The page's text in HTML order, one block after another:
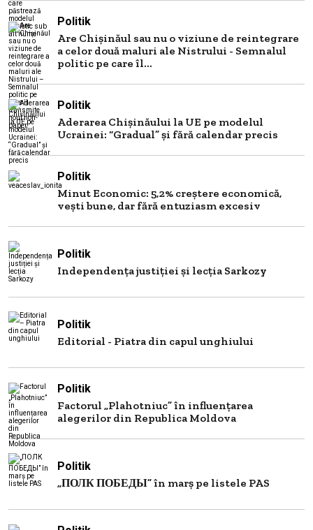
Politik
Are Chișinăul sau nu o viziune de reintegrare
a celor două maluri ale Nistrului - Semnalul
politic pe care îl...
Politik
Aderarea Chișinăului la UE pe modelul
Ucrainei: “Gradual” și fără calendar precis
Politik
Minut Economic: 5,2% creștere economică,
vești bune, dar fără entuziasm excesiv
Politik
Independența justiției și lecția Sarkozy
Politik
Editorial - Piatra din capul unghiului
Politik
Factorul „Plahotniuc” în influențarea
alegerilor din Republica Moldova
Politik
„ПОЛК ПОБЕДЫ” în marș pe listele PAS